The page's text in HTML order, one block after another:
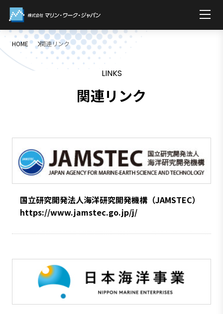
HOME 関連リンク
LINKS
関連リンク
国立研究開発法人海洋研究開発機構（JAMSTEC）
https://www.jamstec.go.jp/j/